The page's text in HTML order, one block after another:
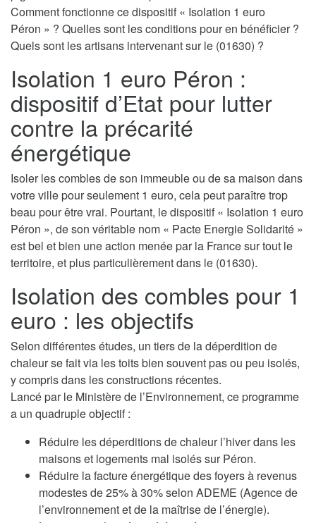
Comment fonctionne ce dispositif « Isolation 1 euro
Péron » ? Quelles sont les conditions pour en bénéficier ?
Quels sont les artisans intervenant sur le (01630) ?
Isolation 1 euro Péron :
dispositif d’Etat pour lutter
contre la précarité
énergétique
Isoler les combles de son immeuble ou de sa maison dans
votre ville pour seulement 1 euro, cela peut paraître trop
beau pour être vrai. Pourtant, le dispositif « Isolation 1 euro
Péron », de son véritable nom « Pacte Energie Solidarité »
est bel et bien une action menée par la France sur tout le
territoire, et plus particulièrement dans le (01630).
Isolation des combles pour 1
euro : les objectifs
Selon différentes études, un tiers de la déperdition de
chaleur se fait via les toits bien souvent pas ou peu isolés,
y compris dans les constructions récentes.
Lancé par le Ministère de l’Environnement, ce programme
a un quadruple objectif :
Réduire les déperditions de chaleur l’hiver dans les
maisons et logements mal isolés sur Péron.
Réduire la facture énergétique des foyers à revenus
modestes de 25% à 30% selon ADEME (Agence de
l’environnement et de la maîtrise de l’énergie).